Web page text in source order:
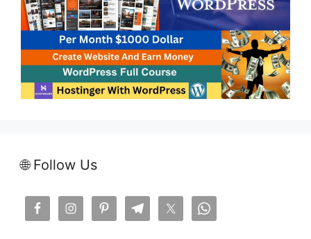
🌐 Follow Us